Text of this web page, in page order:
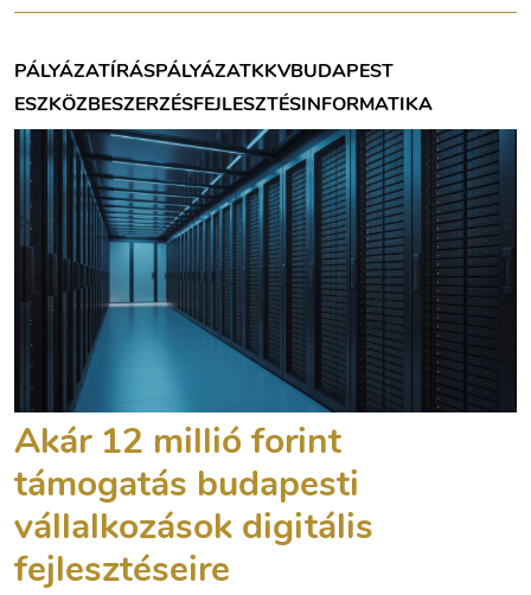
PÁLYÁZATÍRÁSPÁLYÁZATKKVBUDAPEST
ESZKÖZBESZERZÉSFEJLESZTÉSINFORMATIKA
Akár 12 millió forint
támogatás budapesti
vállalkozások digitális
fejlesztéseire